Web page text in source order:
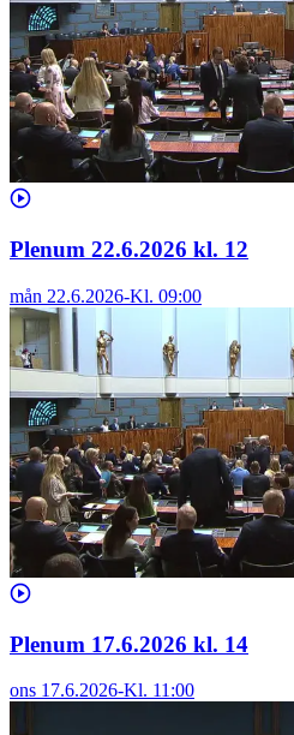
Plenum 22.6.2026 kl. 12
mån 22.6.2026-Kl. 09:00
Plenum 17.6.2026 kl. 14
ons 17.6.2026-Kl. 11:00